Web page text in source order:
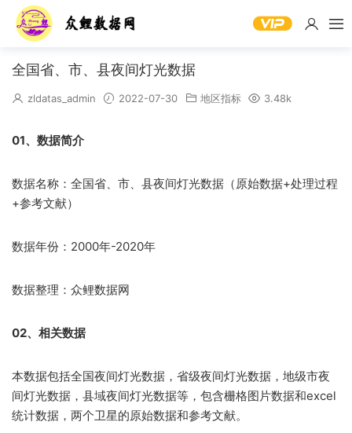
全国省、市、县夜间灯光数据
zldatas_admin 2022-07-30 地区指标 3.48k
01、数据简介
数据名称：全国省、市、县夜间灯光数据（原始数据+处理过程
+参考文献）
数据年份：2000年-2020年
数据整理：众鲤数据网
02、相关数据
本数据包括全国夜间灯光数据，省级夜间灯光数据，地级市夜
间灯光数据，县域夜间灯光数据等，包含栅格图片数据和excel
统计数据，两个卫星的原始数据和参考文献。